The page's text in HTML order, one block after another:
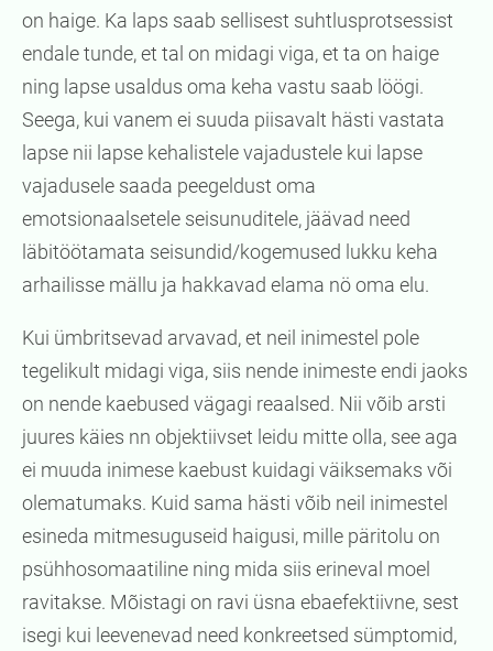
on haige. Ka laps saab sellisest suhtlusprotsessist
endale tunde, et tal on midagi viga, et ta on haige
ning lapse usaldus oma keha vastu saab löögi.
Seega, kui vanem ei suuda piisavalt hästi vastata
lapse nii lapse kehalistele vajadustele kui lapse
vajadusele saada peegeldust oma
emotsionaalsetele seisunuditele, jäävad need
läbitöötamata seisundid/kogemused lukku keha
arhailisse mällu ja hakkavad elama nö oma elu.
Kui ümbritsevad arvavad, et neil inimestel pole
tegelikult midagi viga, siis nende inimeste endi jaoks
on nende kaebused vägagi reaalsed. Nii võib arsti
juures käies nn objektiivset leidu mitte olla, see aga
ei muuda inimese kaebust kuidagi väiksemaks või
olematumaks. Kuid sama hästi võib neil inimestel
esineda mitmesuguseid haigusi, mille päritolu on
psühhosomaatiline ning mida siis erineval moel
ravitakse. Mõistagi on ravi üsna ebaefektiivne, sest
isegi kui leevenevad need konkreetsed sümptomid,